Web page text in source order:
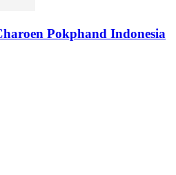
Pokphand Indonesia